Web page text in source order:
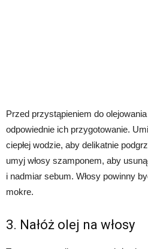
Przed przystąpieniem do
odpowiednie ich przygotowanie.
ciepłej wodzie, aby delikatnie
umyj włosy szamponem, aby
i nadmiar sebum. Włosy powinny
mokre.
3. Nałóż olej na włosy